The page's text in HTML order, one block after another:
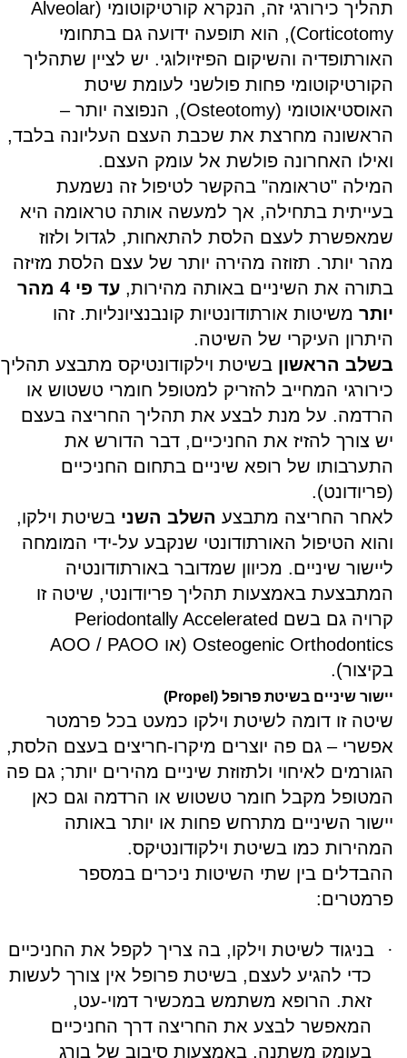
תהליך כירורגי זה, הנקרא קורטיקוטומי (Alveolar
Corticotomy), הוא תופעה ידועה גם בתחומי
האורתופדיה והשיקום הפיזיולוגי. יש לציין שתהליך
הקורטיקוטומי פחות פולשני לעומת שיטת
האוסטיאוטומי (Osteotomy), הנפוצה יותר –
הראשונה מחרצת את שכבת העצם העליונה בלבד,
ואילו האחרונה פולשת אל עומק העצם.
המילה "טראומה" בהקשר לטיפול זה נשמעת
בעייתית בתחילה, אך למעשה אותה טראומה היא
שמאפשרת לעצם הלסת להתאחות, לגדול ולזוז
מהר יותר. תזוזה מהירה יותר של עצם הלסת מזיזה
בתורה את השיניים באותה מהירות,
עד פי 4 מהר
יותר משיטות אורתודונטיות קונבנציונליות. זהו
היתרון העיקרי של השיטה.
בשלב הראשון בשיטת וילקודונטיקס מתבצע תהליך
כירורגי המחייב להזריק למטופל חומרי טשטוש או
הרדמה. על מנת לבצע את תהליך החריצה בעצם
יש צורך להזיז את החניכיים, דבר הדורש את
התערבותו של רופא שיניים בתחום החניכיים
(פריודונט).
לאחר החריצה מתבצע השלב השני בשיטת וילקו,
והוא הטיפול האורתודונטי שנקבע על-ידי המומחה
ליישור שיניים. מכיוון שמדובר באורתודונטיה
המתבצעת באמצעות תהליך פריודונטי, שיטה זו
קרויה גם בשם Periodontally Accelerated
Osteogenic Orthodontics (או AOO / PAOO
בקיצור).
יישור שיניים בשיטת פרופל ( Propel
)
שיטה זו דומה לשיטת וילקו כמעט בכל פרמטר
אפשרי – גם פה יוצרים מיקרו-חריצים בעצם הלסת,
הגורמים לאיחוי ולתזוזת שיניים מהירים יותר; גם פה
המטופל מקבל חומר טשטוש או הרדמה וגם כאן
יישור השיניים מתרחש פחות או יותר באותה
המהירות כמו בשיטת וילקודונטיקס.
ההבדלים בין שתי השיטות ניכרים במספר
פרמטרים:
·
בניגוד לשיטת וילקו, בה צריך לקפל את החניכיים
כדי להגיע לעצם, בשיטת פרופל אין צורך לעשות
זאת. הרופא משתמש במכשיר דמוי-עט,
המאפשר לבצע את החריצה דרך החניכיים
בעומק משתנה, באמצעות סיבוב של בורג